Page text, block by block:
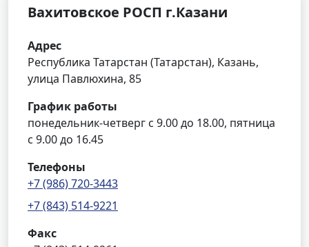
Вахитовское РОСП г.Казани
Адрес
Республика Татарстан (Татарстан), Казань,
улица Павлюхина, 85
График работы
понедельник-четверг с 9.00 до 18.00, пятница
с 9.00 до 16.45
Телефоны
+7 (986) 720-3443
+7 (843) 514-9221
Факс